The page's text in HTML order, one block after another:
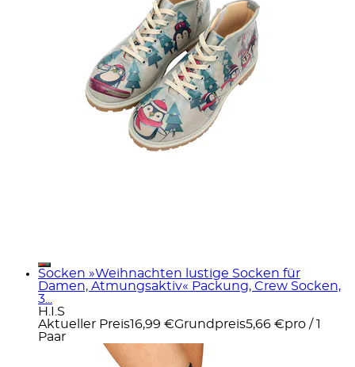
Socken »Weihnachten lustige Socken für
Damen, Atmungsaktiv« Packung, Crew Socken,
3...
H.I.S
Aktueller Preis16,99 €Grundpreis5,66 €pro / 1
Paar